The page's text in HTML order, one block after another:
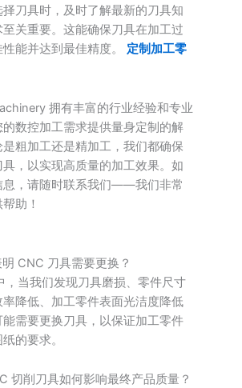
刀具时，及时了解最新的刀具知
关重要。这能确保刀具在加工过
能并达到最佳精度。 定制加工零
拥有丰富的行业经验和专业
数控加工需求提供量身定制的解
粗加工还是精加工，我们都确保
，以实现高质量的加工效果。如
息，请随时联系我们——我们非常
助！
CNC 刀具需要更换？
，当我们发现刀具磨损、零件尺寸
降低、加工零件表面光洁度降低
需要更换刀具，以保证加工零件
的要求。
切削刀具如何影响最终产品质量？